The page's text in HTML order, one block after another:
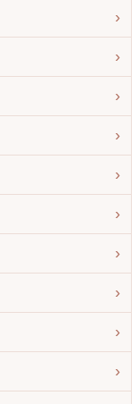
›
›
›
›
›
›
›
›
›
›